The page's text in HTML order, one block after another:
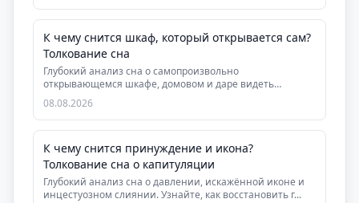
К чему снится шкаф, который открывается сам?
Толкование сна
Глубокий анализ сна о самопроизвольно
открывающемся шкафе, домовом и даре видеть
скрытую суть людей....
08.08.2026
К чему снится принуждение и икона?
Толкование сна о капитуляции
Глубокий анализ сна о давлении, искажённой иконе и
инцестуозном слиянии. Узнайте, как восстановить г...